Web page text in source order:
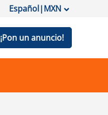
Español|MXN
¡Pon un anuncio!